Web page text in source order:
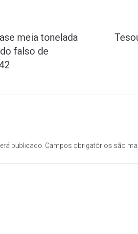
meia tonelada
falso de
publicado. Campos obrigatórios são